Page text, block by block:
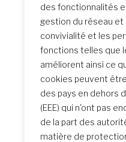
des fonctionnalités
gestion du réseau et
convivialité et les
fonctions telles que
améliorent ainsi ce
cookies peuvent
des pays en dehors
(EEE) qui n'ont pas
de la part des
matière de